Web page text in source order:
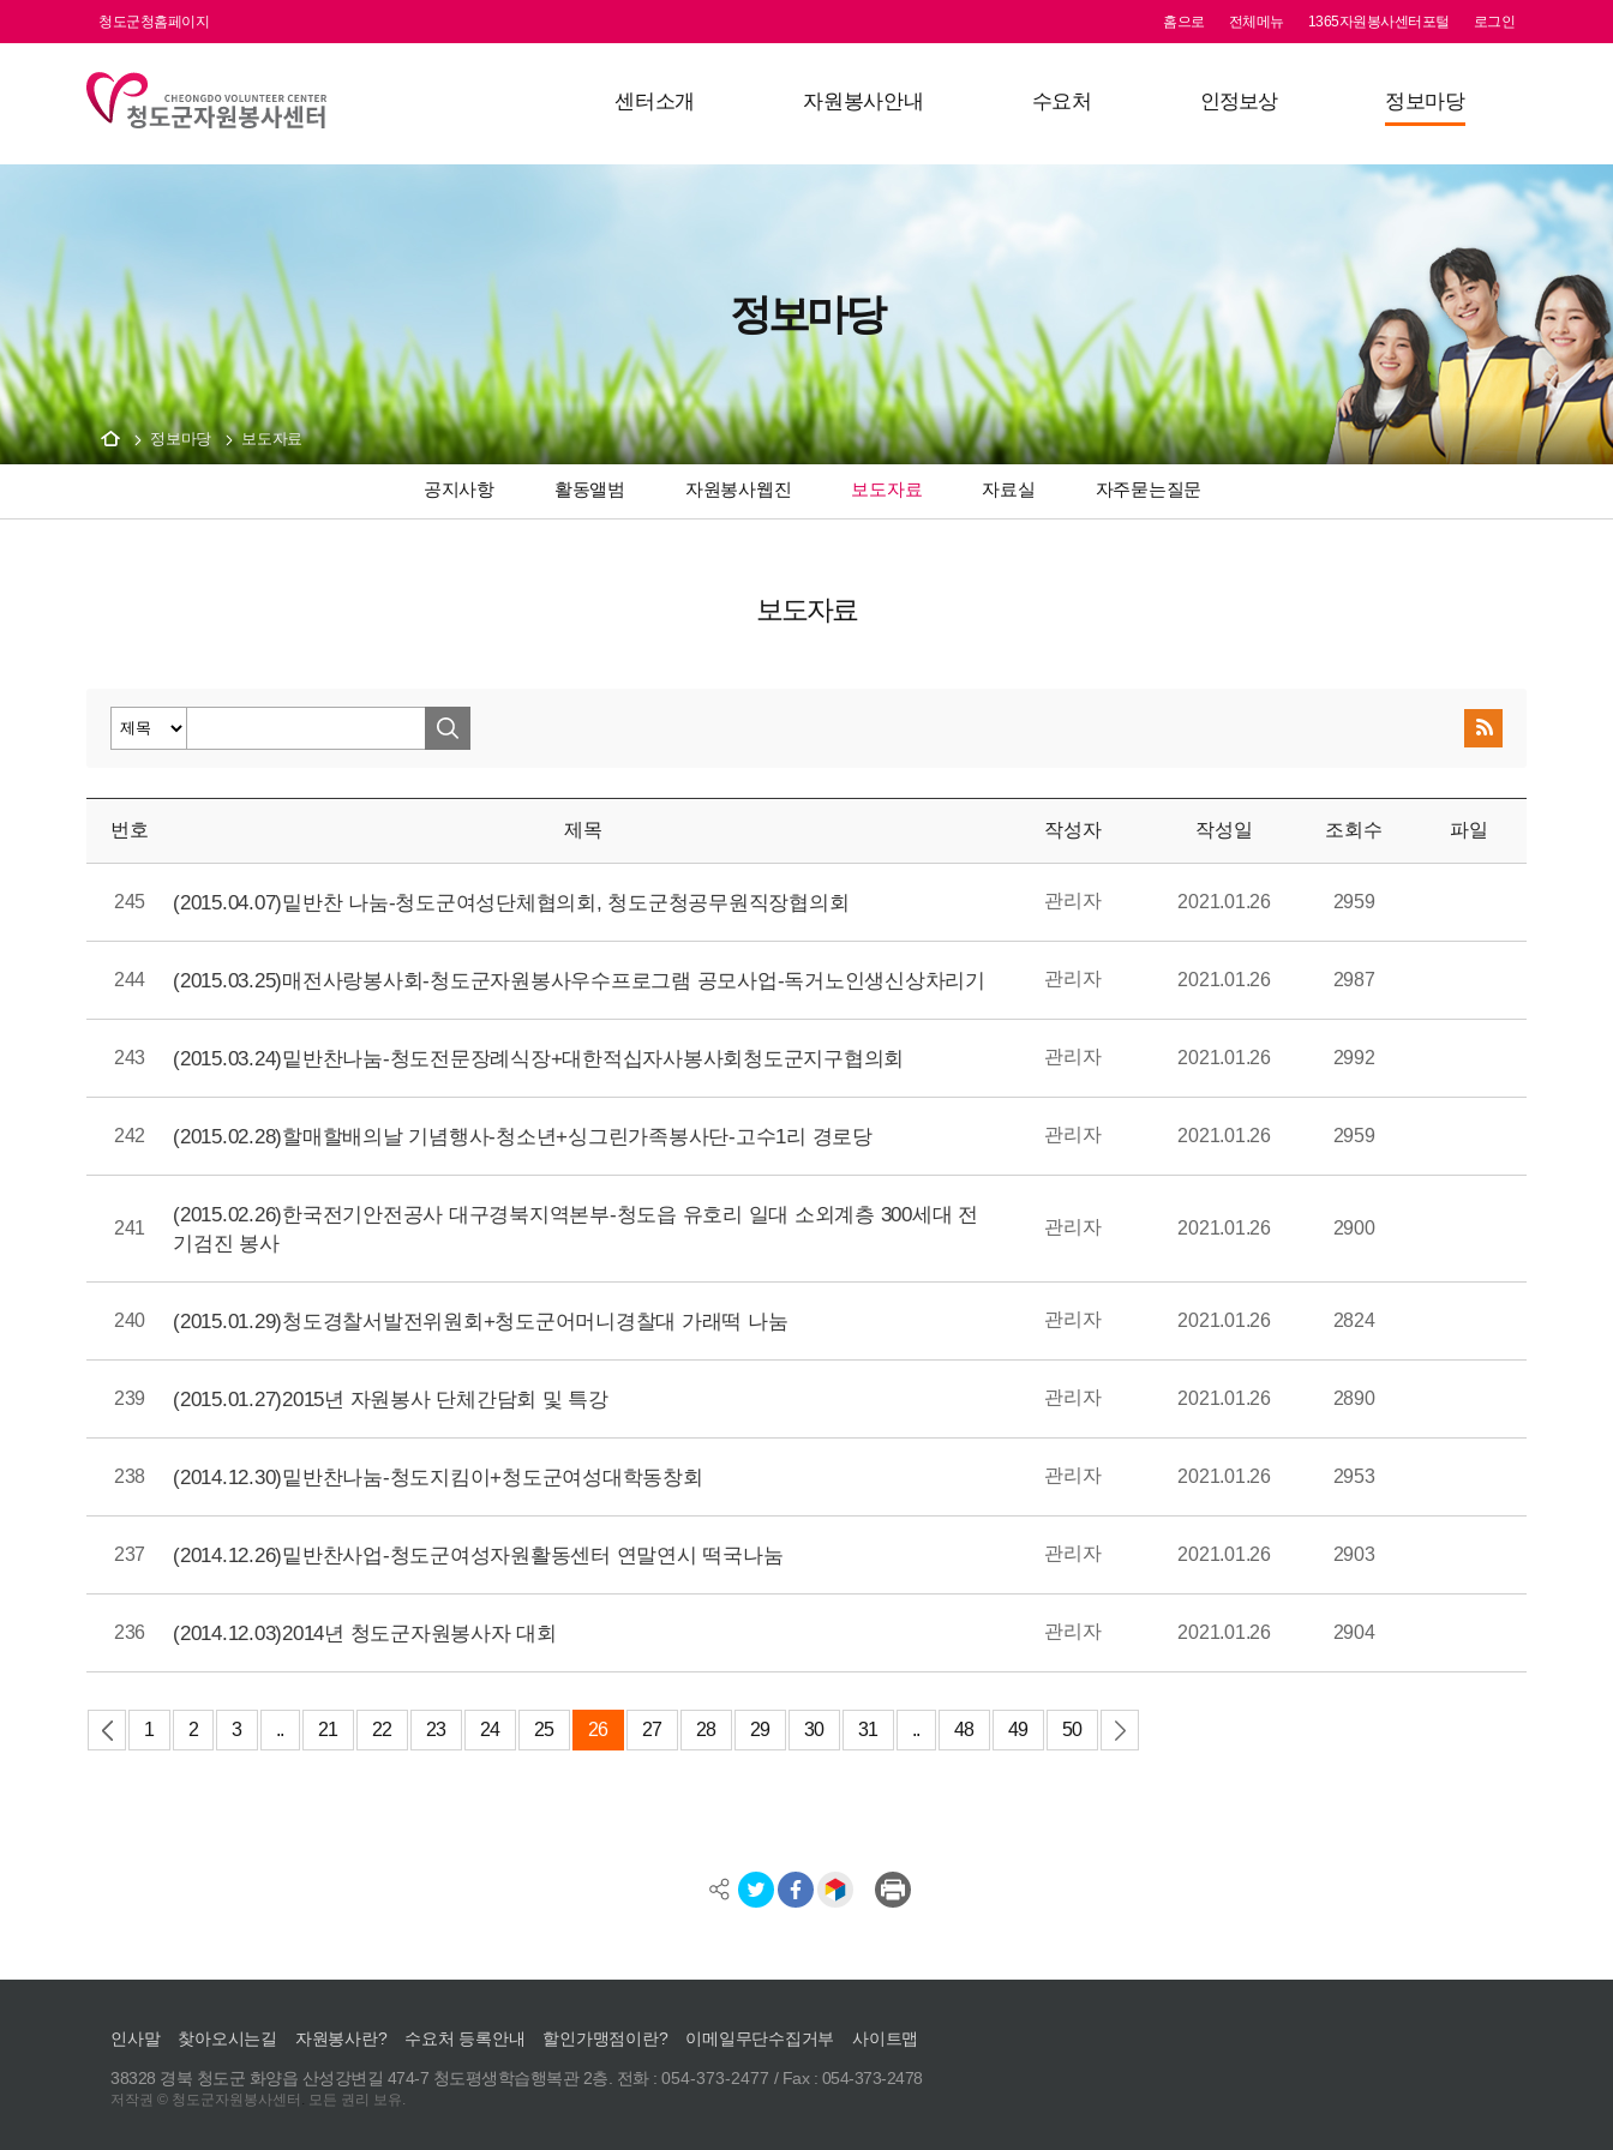
청도군청홈페이지 홈으로 전체메뉴 1365자원봉사센터포털 로그인
센터소개
찾아오시는길
자원봉사안내
온라인 소양교육
자원봉사 실적제출
단체등록안내
수요처 인정보상
명예의 전당
정보마당
자원봉사웹진
보도자료
자료실
자주묻는질문
정보마당
정보마당 보도자료
공지사항 활동앨범 자원봉사웹진 보도자료 자료실 자주묻는질문
보도자료
번호 제목 작성자 작성일 조회수 파일
245 (2015.04.07)밑반찬 나눔-청도군여성단체협의회, 청도군청공무원직장협의회 관리자 2021.01.26 2959
244 (2015.03.25)매전사랑봉사회-청도군자원봉사우수프로그램 공모사업-독거노인생신상차리기 관리자 2021.01.26 2987
243 (2015.03.24)밑반찬나눔-청도전문장례식장+대한적십자사봉사회청도군지구협의회 관리자 2021.01.26 2992
242 (2015.02.28)할매할배의날 기념행사-청소년+싱그린가족봉사단-고수1리 경로당 관리자 2021.01.26 2959
241
(2015.02.26)한국전기안전공사 대구경북지역본부-청도읍 유호리 일대 소외계층 300세대 전
기검진 봉사
관리자 2021.01.26 2900
240 (2015.01.29)청도경찰서발전위원회+청도군어머니경찰대 가래떡 나눔 관리자 2021.01.26 2824
239 (2015.01.27)2015년 자원봉사 단체간담회 및 특강 관리자 2021.01.26 2890
238 (2014.12.30)밑반찬나눔-청도지킴이+청도군여성대학동창회 관리자 2021.01.26 2953
237 (2014.12.26)밑반찬사업-청도군여성자원활동센터 연말연시 떡국나눔 관리자 2021.01.26 2903
236 (2014.12.03)2014년 청도군자원봉사자 대회 관리자 2021.01.26 2904
1 2 3 .. 21 22 23 24 25 26 27 28 29 30 31 .. 48 49 50
인사말 찾아오시는길 자원봉사란? 수요처 등록안내 할인가맹점이란? 이메일무단수집거부 사이트맵
38328 경북 청도군 화양읍 산성강변길 474-7 청도평생학습행복관 2층. 전화 : 054-373-2477 / Fax : 054-373-2478
저작권 © 청도군자원봉사센터 . 모든 권리 보유.